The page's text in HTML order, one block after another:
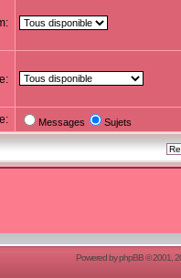
Messages Sujets
Powered byphpBB© 2001,